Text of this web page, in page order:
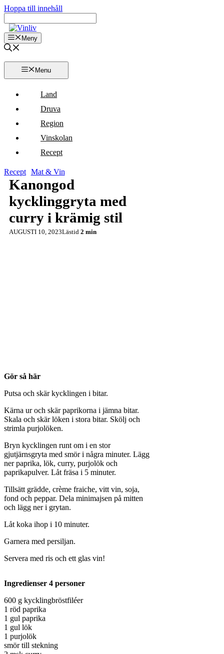
Hoppa till innehåll
Meny
Menu
Land
Druva
Region
Vinskolan
Recept
Recept Mat & Vin
Kanongod
kycklinggryta med
curry i krämig stil
AUGUSTI 10, 2023Lästid 2 min
Gör så här
Putsa och skär kycklingen i bitar.
Kärna ur och skär paprikorna i jämna bitar.
Skala och skär löken i stora bitar. Skölj och
strimla purjolöken.
Bryn kycklingen runt om i en stor
gjutjärnsgryta med smör i några minuter. Lägg
ner paprika, lök, curry, purjolök och
paprikapulver. Låt fräsa i 5 minuter.
Tillsätt grädde, crème fraiche, vitt vin, soja,
fond och peppar. Dela minimajsen på mitten
och lägg ner i grytan.
Låt koka ihop i 10 minuter.
Garnera med persiljan.
Servera med ris och ett glas vin!
Ingredienser 4 personer
600 g kycklingbröstfiléer
1 röd paprika
1 gul paprika
1 gul lök
1 purjolök
smör till stekning